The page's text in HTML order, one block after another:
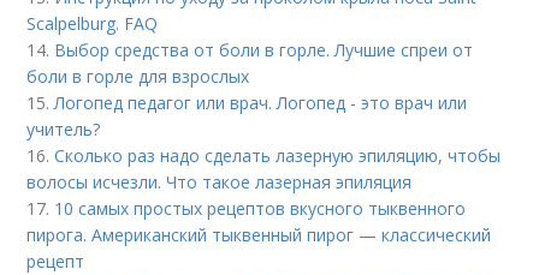
Scalpelburg. FAQ
14. Выбор средства от боли в горле. Лучшие спреи от
боли в горле для взрослых
15.Логопед педагог или врач. Логопед - это врач или
учитель?
16.Сколько раз надо сделать лазерную эпиляцию, чтобы
волосы исчезли. Что такое лазерная эпиляция
17. 10 самых простых рецептов вкусного тыквенного
пирога. Американский тыквенный пирог — классический
рецепт